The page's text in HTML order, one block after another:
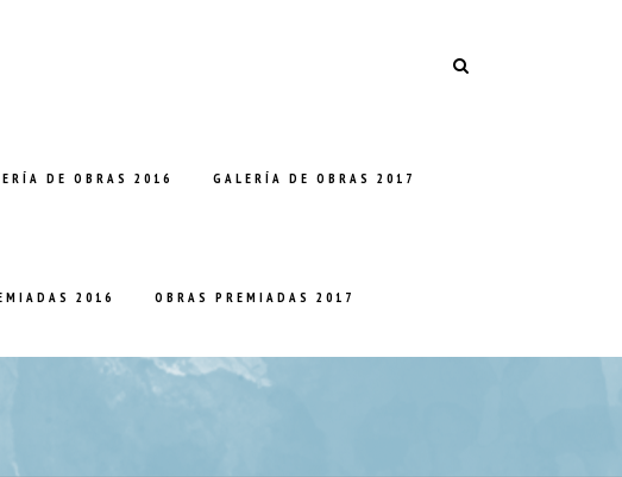
DE OBRAS 2016 GALERÍA DE OBRAS 2017
2016 OBRAS PREMIADAS 2017